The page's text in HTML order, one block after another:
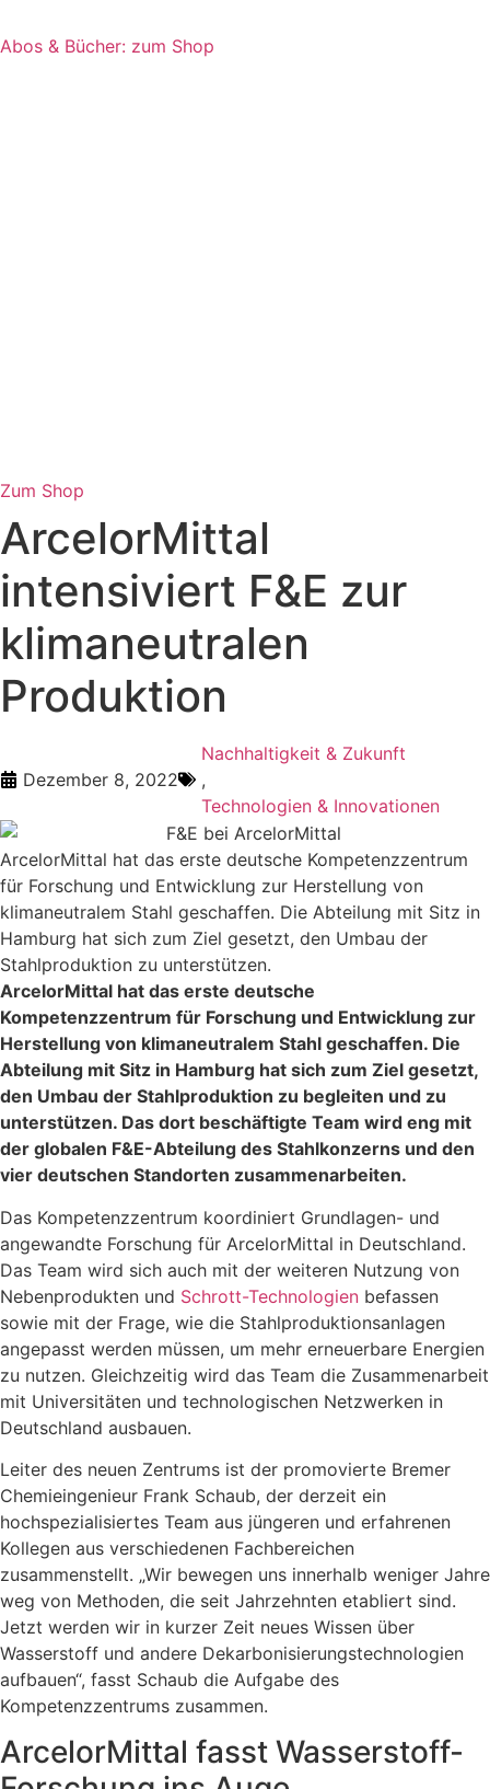
Abos & Bücher: zum Shop
Zum Shop
ArcelorMittal
intensiviert F&E zur
klimaneutralen
Produktion
Dezember 8, 2022
Nachhaltigkeit & Zukunft
,
Technologien & Innovationen
ArcelorMittal hat das erste deutsche Kompetenzzentrum
für Forschung und Entwicklung zur Herstellung von
klimaneutralem Stahl geschaffen. Die Abteilung mit Sitz in
Hamburg hat sich zum Ziel gesetzt, den Umbau der
Stahlproduktion zu unterstützen.
ArcelorMittal hat das erste deutsche
Kompetenzzentrum für Forschung und Entwicklung zur
Herstellung von klimaneutralem Stahl geschaffen. Die
Abteilung mit Sitz in Hamburg hat sich zum Ziel gesetzt,
den Umbau der Stahlproduktion zu begleiten und zu
unterstützen. Das dort beschäftigte Team wird eng mit
der globalen F&E-Abteilung des Stahlkonzerns und den
vier deutschen Standorten zusammenarbeiten.
Das Kompetenzzentrum koordiniert Grundlagen- und
angewandte Forschung für ArcelorMittal in Deutschland.
Das Team wird sich auch mit der weiteren Nutzung von
Nebenprodukten und Schrott-Technologien befassen
sowie mit der Frage, wie die Stahlproduktionsanlagen
angepasst werden müssen, um mehr erneuerbare Energien
zu nutzen. Gleichzeitig wird das Team die Zusammenarbeit
mit Universitäten und technologischen Netzwerken in
Deutschland ausbauen.
Leiter des neuen Zentrums ist der promovierte Bremer
Chemieingenieur Frank Schaub, der derzeit ein
hochspezialisiertes Team aus jüngeren und erfahrenen
Kollegen aus verschiedenen Fachbereichen
zusammenstellt. „Wir bewegen uns innerhalb weniger Jahre
weg von Methoden, die seit Jahrzehnten etabliert sind.
Jetzt werden wir in kurzer Zeit neues Wissen über
Wasserstoff und andere Dekarbonisierungstechnologien
aufbauen“, fasst Schaub die Aufgabe des
Kompetenzzentrums zusammen.
ArcelorMittal fasst Wasserstoff-